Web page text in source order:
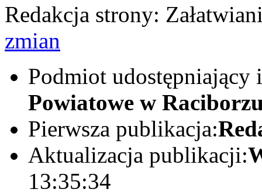
Redakcja strony:
zmian
Podmiot udostępniający
Powiatowe w
Pierwsza publikacja:
Aktualizacja publikacji:
13:35:34